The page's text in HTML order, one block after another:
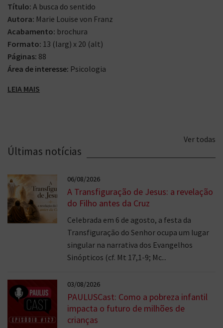
Título: A busca do sentido
Autora: Marie Louise von Franz
Acabamento: brochura
Formato: 13 (larg) x 20 (alt)
Páginas: 88
Área de interesse: Psicologia
LEIA MAIS
Últimas notícias
Ver todas
06/08/2026
A Transfiguração de Jesus: a revelação
do Filho antes da Cruz
Celebrada em 6 de agosto, a festa da
Transfiguração do Senhor ocupa um lugar
singular na narrativa dos Evangelhos
Sinópticos (cf. Mt 17,1-9; Mc...
03/08/2026
PAULUSCast: Como a pobreza infantil
impacta o futuro de milhões de
crianças